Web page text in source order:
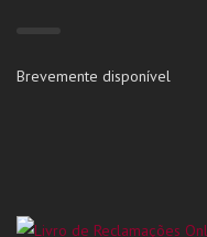
Brevemente disponível